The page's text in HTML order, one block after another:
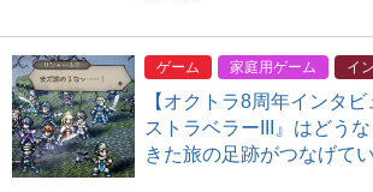
ゲーム 家庭用ゲーム イ
【オクトラ8周年インタ
ストラベラーIII』はどう
きた旅の足跡がつなげて